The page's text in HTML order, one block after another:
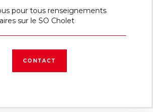
pour tous renseignements
sur le SO Cholet
CONTACT